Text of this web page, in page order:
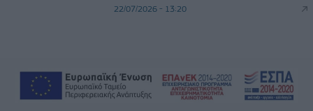
22/07/2026 - 13:20